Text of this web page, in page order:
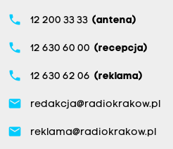
phone 12 200 33 33 (antena)
phone 12 630 60 00 (recepcja)
phone 12 630 62 06 (reklama)
email redakcja@radiokrakow.pl
email reklama@radiokrakow.pl